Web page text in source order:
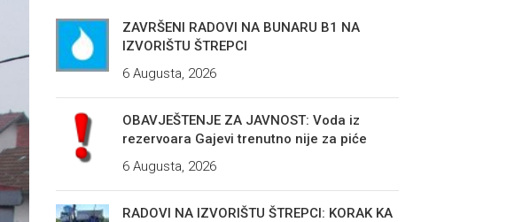
ZAVRŠENI RADOVI NA BUNARU B1 NA
IZVORIŠTU ŠTREPCI
6 Augusta, 2026
OBAVJEŠTENJE ZA JAVNOST: Voda iz
rezervoara Gajevi trenutno nije za piće
6 Augusta, 2026
RADOVI NA IZVORIŠTU ŠTREPCI: KORAK KA